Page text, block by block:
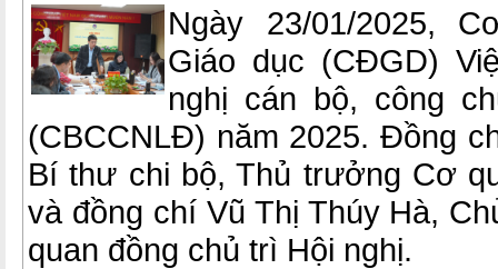
Ngày 23/01/2025,
Giáo dục (CĐGD)
nghị cán bộ, công
(CBCCNLĐ) năm 2025. Đồng
Bí thư chi bộ, Thủ trưởng Cơ
và đồng chí Vũ Thị Thúy Hà,
quan đồng chủ trì Hội nghị.